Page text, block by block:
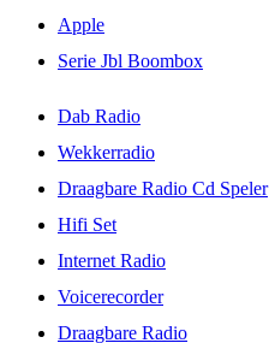
Apple
Serie Jbl Boombox
Dab Radio
Wekkerradio
Draagbare Radio Cd Speler
Hifi Set
Internet Radio
Voicerecorder
Draagbare Radio